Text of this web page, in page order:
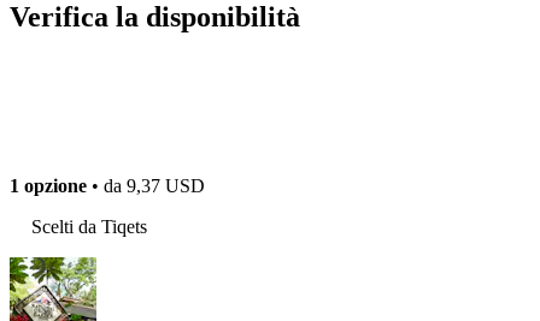
Verifica la disponibilità
1 opzione • da 9,37 USD
Scelti da Tiqets